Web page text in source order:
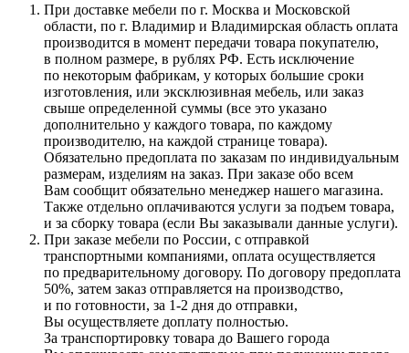
При доставке мебели по г. Москва и Московской
области, по г. Владимир и Владимирская область оплата
производится в момент передачи товара покупателю,
в полном размере, в рублях РФ. Есть исключение
по некоторым фабрикам, у которых большие сроки
изготовления, или эксклюзивная мебель, или заказ
свыше определенной суммы (все это указано
дополнительно у каждого товара, по каждому
производителю, на каждой странице товара).
Обязательно предоплата по заказам по индивидуальным
размерам, изделиям на заказ. При заказе обо всем
Вам сообщит обязательно менеджер нашего магазина.
Также отдельно оплачиваются услуги за подъем товара,
и за сборку товара (если Вы заказывали данные услуги).
При заказе мебели по России, с отправкой
транспортными компаниями, оплата осуществляется
по предварительному договору. По договору предоплата
50%, затем заказ отправляется на производство,
и по готовности, за 1-2 дня до отправки,
Вы осуществляете доплату полностью.
За транспортировку товара до Вашего города